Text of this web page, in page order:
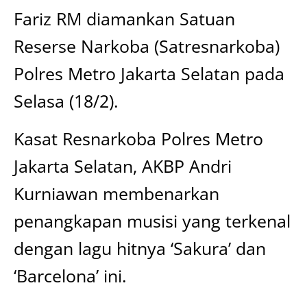
Fariz RM diamankan Satuan
Reserse Narkoba (Satresnarkoba)
Polres Metro Jakarta Selatan pada
Selasa (18/2).
Kasat Resnarkoba Polres Metro
Jakarta Selatan, AKBP Andri
Kurniawan membenarkan
penangkapan musisi yang terkenal
dengan lagu hitnya ‘Sakura’ dan
‘Barcelona’ ini.